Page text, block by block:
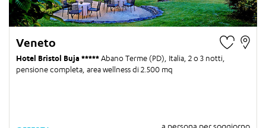
Veneto
Hotel Bristol Buja Abano Terme (PD), Italia, 2 o 3 notti
pensione completa, area wellness di 2.500 mq
a persona per soggiorno